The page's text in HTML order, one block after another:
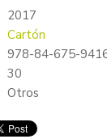
2017
Cartón
978-84-675-
30
Otros